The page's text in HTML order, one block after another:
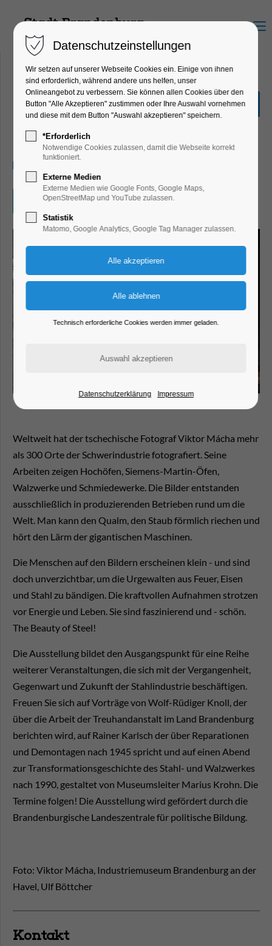
Menu
Beauty of Steel: Viktor
Mácha|Industriefotografie
Ausstellung
Eintritt frei
Weltweit hat der tschechische Fotograf Viktor Mácha mehr
als 300 Orte der Schwerindustrie fotografiert. Seine
Arbeiten zeigen Hochöfen, Siemens-Martin-Öfen,
Walzwerke und Schmiedewerke. Die Bilder entstanden
ausschließlich in produzierenden Betrieben rund um die
Welt. Man kann den Qualm, den Staub förmlich riechen und
hört den Lärm der gigantischen Maschinen.
Die Menschen auf den Bildern erscheinen klein - und sind
doch unverzichtbar, um die Urgewalten aus Feuer, Eisen
und Stahl zu bändigen. Die kraftvollen Aufnahmen strotzen
vor Energie und Leben. Sie sind faszinierend und - schön.
The Beauty of Steel!
Die Ausstellung bildet den Ausgangspunkt für eine Reihe
weiterer Veranstaltungen, die sich mit der Vergangenheit,
Gegenwart und Zukunft der Stahlindustrie beschäftigen.
Freuen Sie sich auf Vorträge von Wolf-Rüdiger Knoll, der
über die Arbeit der Treuhandanstalt im Land Brandenburg
berichten wird, auf Rainer Karlsch der über Reparationen
und Demontagen nach 1945 spricht und auf einen Abend
zur Transformationsgeschichte des Stahl- und Walzwerkes
nach 1990, gestaltet von Museumsleiter Marius Krohn. Die
Termine folgen! Die Ausstellung wird gefördert durch die
Brandenburgische Landeszentrale für politische Bildung.
Foto: Viktor Mácha, Industriemuseum Brandenburg an der
Havel, Ulf Böttcher
Kontakt
Datenschutzeinstellungen
Wir setzen auf unserer Webseite Cookies ein. Einige von ihnen
sind erforderlich, während andere uns helfen, unser
Onlineangebot zu verbessern. Sie können allen Cookies über den
Button "Alle Akzeptieren" zustimmen oder Ihre Auswahl vornehmen
und diese mit dem Button "Auswahl akzeptieren" speichern.
*Erforderlich
Notwendige Cookies zulassen, damit die Webseite korrekt
funktioniert.
Externe Medien
Externe Medien wie Google Fonts, Google Maps,
OpenStreetMap und YouTube zulassen.
Statistik
Matomo, Google Analytics, Google Tag Manager zulassen.
Technisch erforderliche Cookies werden immer geladen.
Datenschutzerklärung Impressum